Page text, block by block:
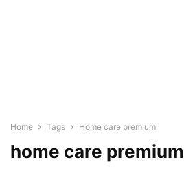
Home Tags Home care premium
home care premium